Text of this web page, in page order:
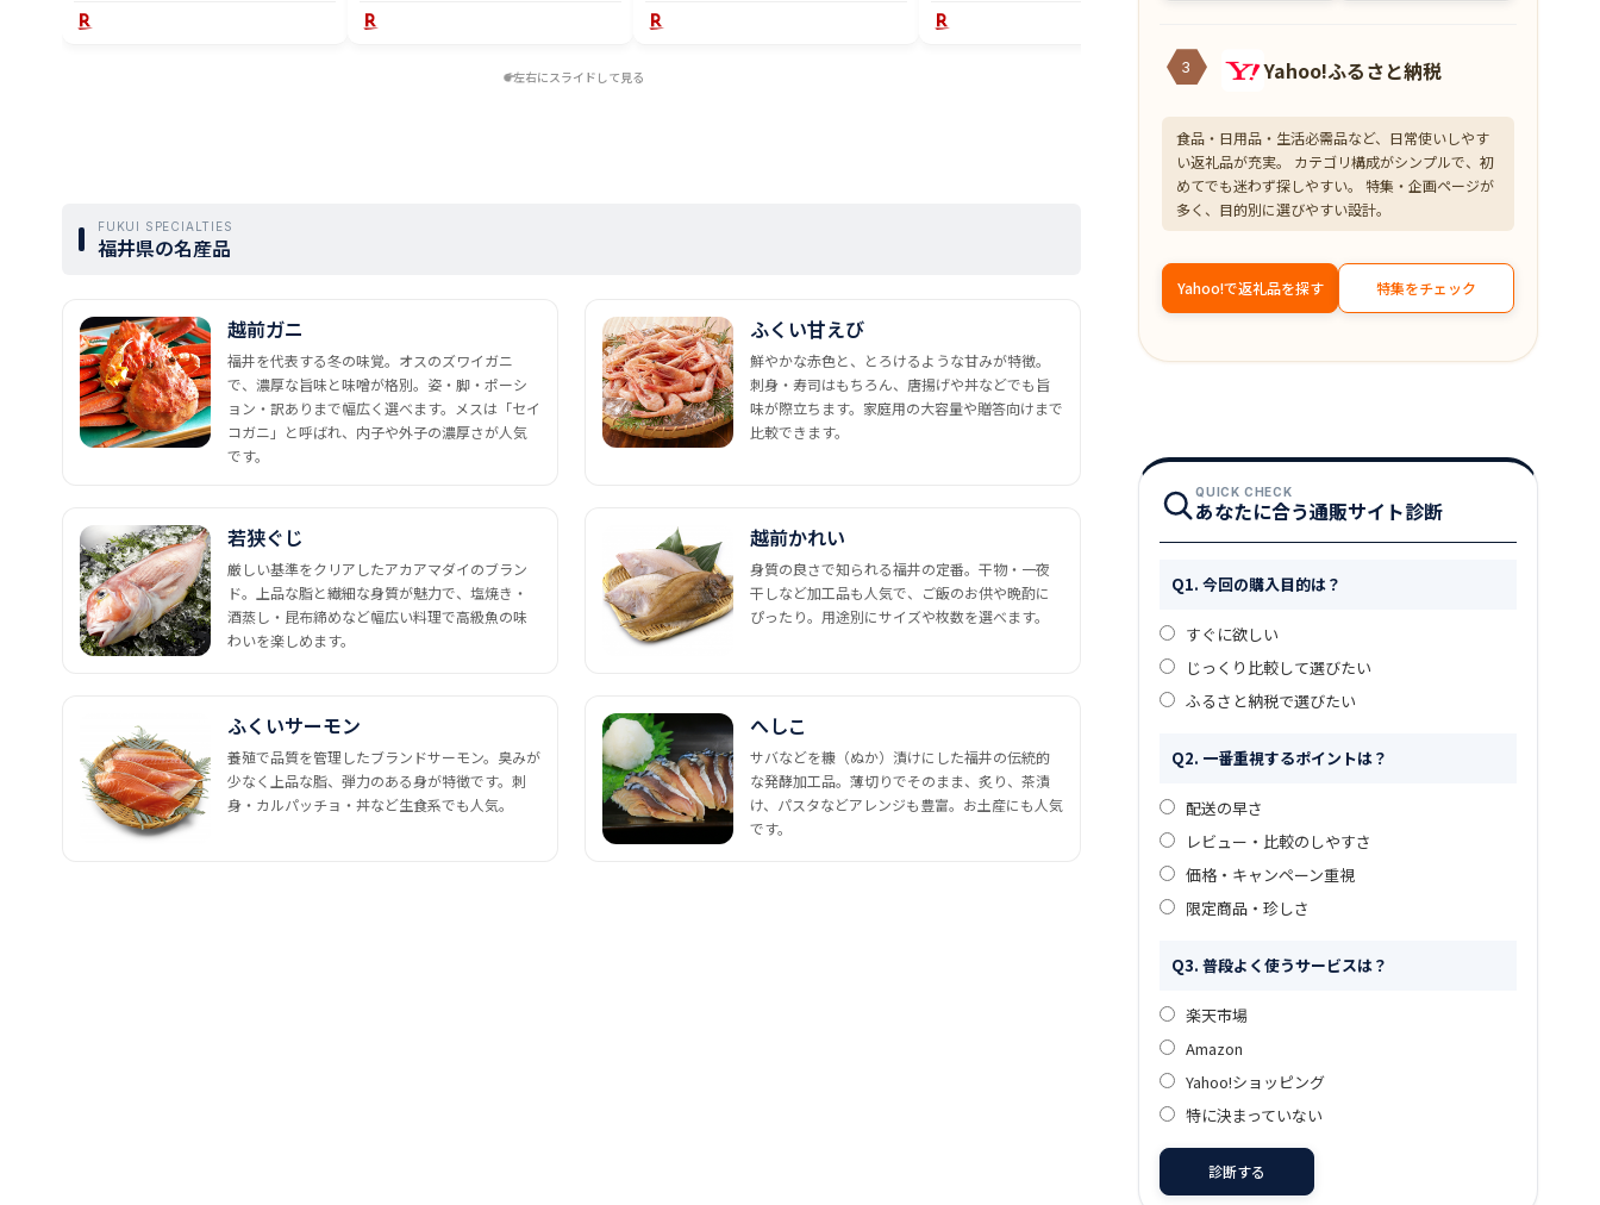
左右にスライドして見る
FUKUI SPECIALTIES
福井県の名産品
越前ガニ
福井を代表する冬の味覚。オスのズワイガニ
で、濃厚な旨味と味噌が格別。姿・脚・ポーシ
ョン・訳ありまで幅広く選べます。メスは「セイ
コガニ」と呼ばれ、内子や外子の濃厚さが人気
です。
ふくい甘えび
鮮やかな赤色と、とろけるような甘みが特徴。
刺身・寿司はもちろん、唐揚げや丼などでも旨
味が際立ちます。家庭用の大容量や贈答向けまで
比較できます。
若狭ぐじ
厳しい基準をクリアしたアカアマダイのブラン
ド。上品な脂と繊細な身質が魅力で、塩焼き・
酒蒸し・昆布締めなど幅広い料理で高級魚の味
わいを楽しめます。
越前かれい
身質の良さで知られる福井の定番。干物・一夜
干しなど加工品も人気で、ご飯のお供や晩酌に
ぴったり。用途別にサイズや枚数を選べます。
ふくいサーモン
養殖で品質を管理したブランドサーモン。臭みが
少なく上品な脂、弾力のある身が特徴です。刺
身・カルパッチョ・丼など生食系でも人気。
へしこ
サバなどを糠（ぬか）漬けにした福井の伝統的
な発酵加工品。薄切りでそのまま、炙り、茶漬
け、パスタなどアレンジも豊富。お土産にも人気
です。
3 Yahoo!ふるさと納税
食品・日用品・生活必需品など、日常使いしやす
い返礼品が充実。 カテゴリ構成がシンプルで、初
めてでも迷わず探しやすい。 特集・企画ページが
多く、目的別に選びやすい設計。
Yahoo!で返礼品を探す 特集をチェック
QUICK CHECK
あなたに合う通販サイト診断
Q1. 今回の購入目的は？
すぐに欲しい
じっくり比較して選びたい
ふるさと納税で選びたい
Q2. 一番重視するポイントは？
配送の早さ
レビュー・比較のしやすさ
価格・キャンペーン重視
限定商品・珍しさ
Q3. 普段よく使うサービスは？
楽天市場
Amazon
Yahoo!ショッピング
特に決まっていない
診断する